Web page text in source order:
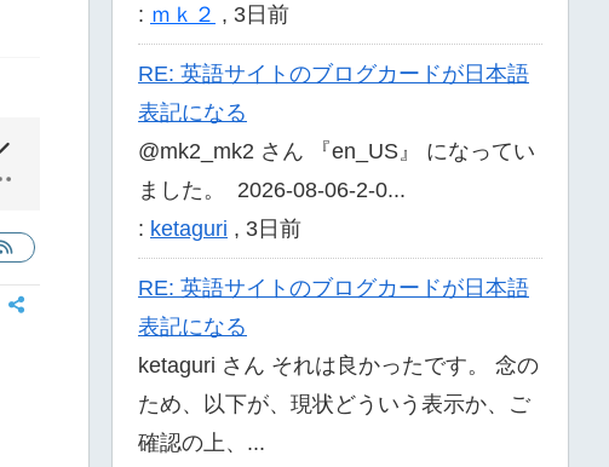
: ｍｋ２ , 3日前
RE: 英語サイトのブログカードが日本語
表記になる
@mk2_mk2 さん 『en_US』 になってい
ました。 2026-08-06-2-0...
: ketaguri , 3日前
RE: 英語サイトのブログカードが日本語
表記になる
ketaguri さん それは良かったです。 念の
ため、以下が、現状どういう表示か、ご
確認の上、...